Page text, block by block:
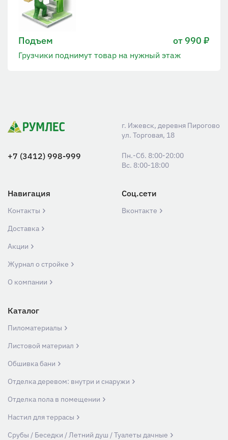
Подъем от 990 ₽
Грузчики поднимут товар на нужный этаж
г. Ижевск, деревня Пирогово
ул. Торговая, 18
+7 (3412) 998-999
Пн.-Сб. 8:00-20:00
Вс. 8:00-18:00
Навигация
Контакты
Доставка
Акции
Журнал о стройке
О компании
Соц.сети
Вконтакте
Каталог
Пиломатериалы
Листовой материал
Обшивка бани
Отделка деревом: внутри и снаружи
Отделка пола в помещении
Настил для террасы
Срубы / Беседки / Летний душ / Туалеты дачные